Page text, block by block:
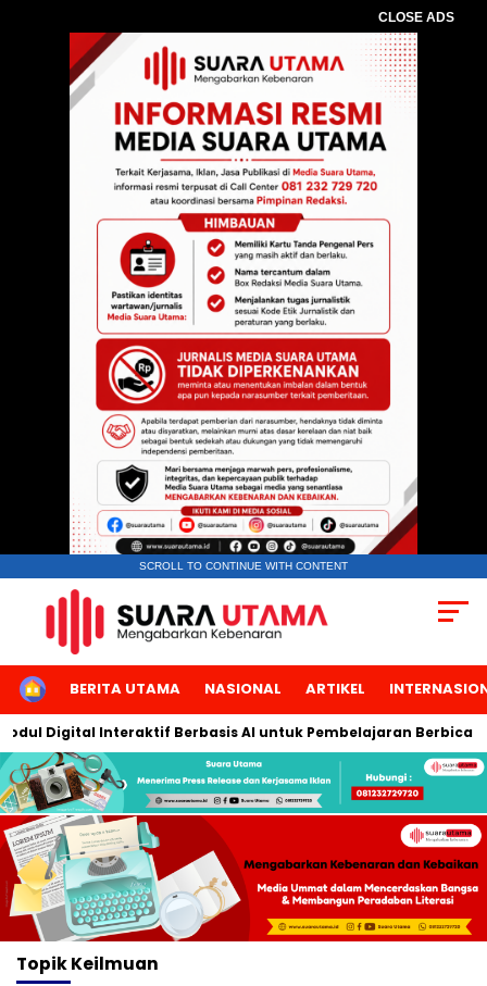
CLOSE ADS
SCROLL TO CONTINUE WITH CONTENT
HOMEBERITA UTAMA NASIONAL ARTIKEL
Digital Interaktif Berbasis AI untuk Pembelajaran Berbicara
TopikKeilmuan